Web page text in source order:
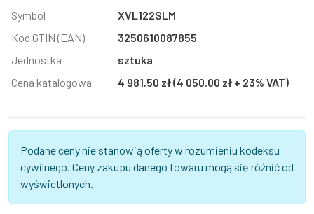
Symbol
XVL122SLM
Kod GTIN (EAN)
3250610087855
Jednostka
sztuka
Cena katalogowa
4 981,50 zł (4 050,00 zł + 23% VAT)
Podane ceny nie stanowią oferty w rozumieniu kodeksu
cywilnego. Ceny zakupu danego towaru mogą się różnić od
wyświetlonych.